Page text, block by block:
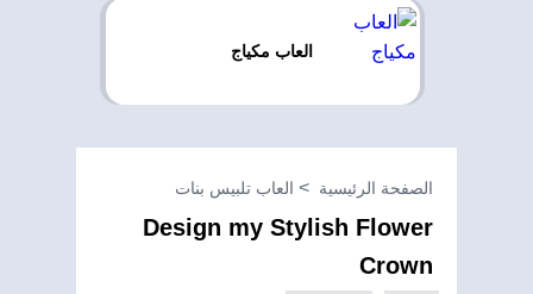
العاب مكياج
الصفحة الرئيسية العاب تلبيس بنات
Design my Stylish Flower
Crown